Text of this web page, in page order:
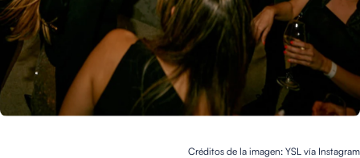
Créditos de la imagen: YSL vía Instagram